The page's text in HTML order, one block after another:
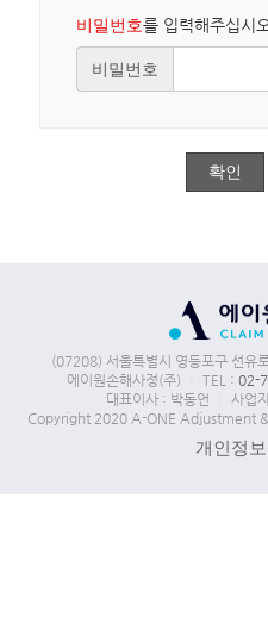
비밀번호를 입력해주십시오.
비밀번호
확인
(07208) 서울특별시 영등포구 선유
에이원손해사정(주)
TEL : 02-
대표이사 : 박동언
사업
Copyright 2020 A-ONE Adjustment
개인정